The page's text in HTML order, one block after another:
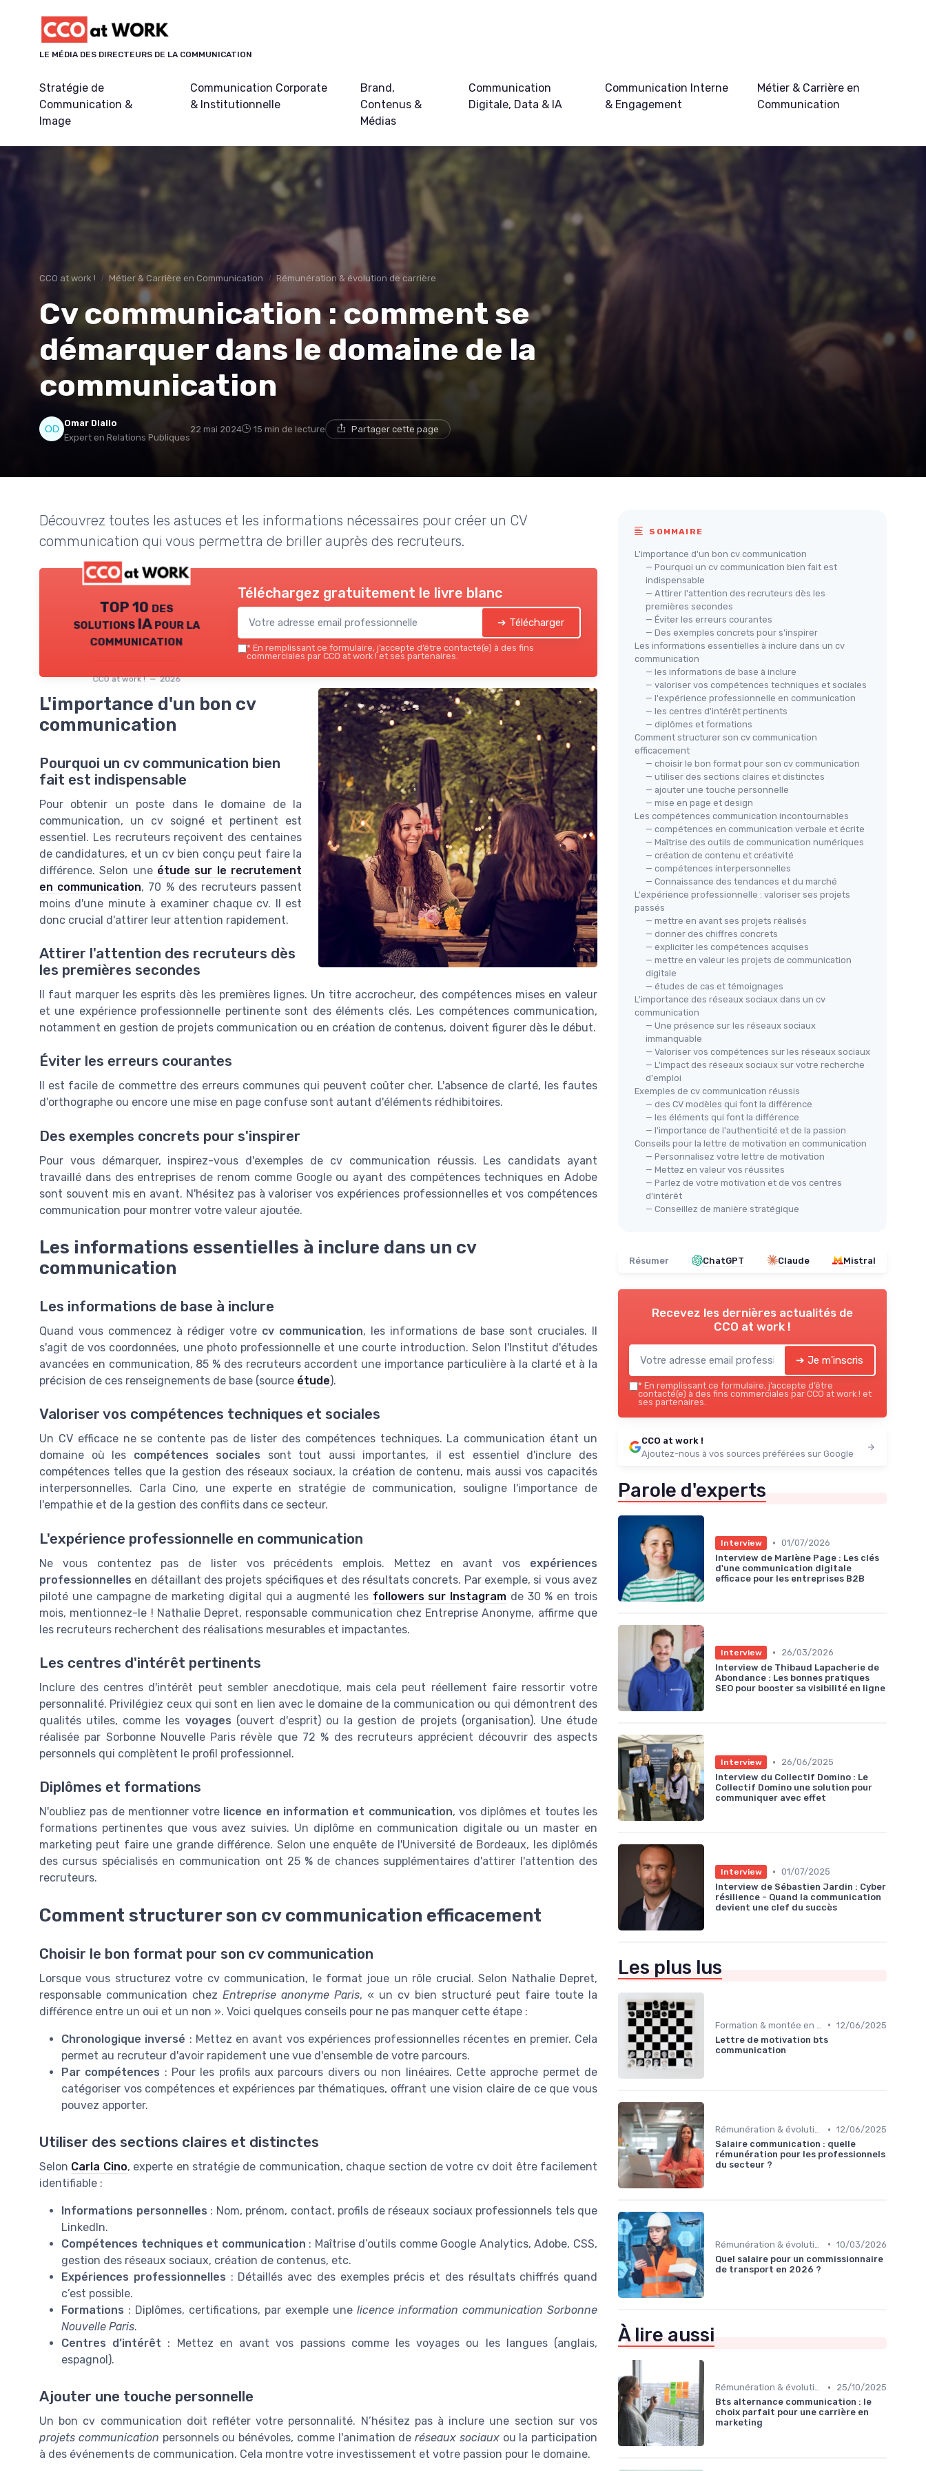
LE MÉDIA DES DIRECTEURS DE LA COMMUNICATION
Stratégie de
Communication &
Image
Communication Corporate
& Institutionnelle
Brand,
Contenus &
Médias
Communication
Digitale, Data & IA
Communication Interne
& Engagement
Métier & Carrière en
Communication
CCO at work ! Métier & Carrière en Communication Rémunération & évolution de carrière
Cv communication : comment se
démarquer dans le domaine de la
communication
Omar Diallo
Expert en Relations Publiques
22 mai 2024 15 min de lecture Partager cette page
Découvrez toutes les astuces et les informations nécessaires pour créer un CV
communication qui vous permettra de briller auprès des recruteurs.
TOP 10 des
solutions IA pour la
communication
CCO at work ! — 2026
Téléchargez gratuitement le livre blanc
➔ Télécharger
* En remplissant ce formulaire, j’accepte d’être contacté(e) à des fins
commerciales par CCO at work ! et ses partenaires.
L'importance d'un bon cv
communication
Pourquoi un cv communication bien
fait est indispensable
Pour obtenir un poste dans le domaine de la
communication, un cv soigné et pertinent est
essentiel. Les recruteurs reçoivent des centaines
de candidatures, et un cv bien conçu peut faire la
différence. Selon une étude sur le recrutement
en communication, 70 % des recruteurs passent
moins d'une minute à examiner chaque cv. Il est
donc crucial d'attirer leur attention rapidement.
Attirer l'attention des recruteurs dès
les premières secondes
Il faut marquer les esprits dès les premières lignes. Un titre accrocheur, des compétences mises en valeur
et une expérience professionnelle pertinente sont des éléments clés. Les compétences communication,
notamment en gestion de projets communication ou en création de contenus, doivent figurer dès le début.
Éviter les erreurs courantes
Il est facile de commettre des erreurs communes qui peuvent coûter cher. L'absence de clarté, les fautes
d'orthographe ou encore une mise en page confuse sont autant d'éléments rédhibitoires.
Des exemples concrets pour s'inspirer
Pour vous démarquer, inspirez-vous d'exemples de cv communication réussis. Les candidats ayant
travaillé dans des entreprises de renom comme Google ou ayant des compétences techniques en Adobe
sont souvent mis en avant. N'hésitez pas à valoriser vos expériences professionnelles et vos compétences
communication pour montrer votre valeur ajoutée.
Les informations essentielles à inclure dans un cv
communication
Les informations de base à inclure
Quand vous commencez à rédiger votre cv communication, les informations de base sont cruciales. Il
s'agit de vos coordonnées, une photo professionnelle et une courte introduction. Selon l'Institut d'études
avancées en communication, 85 % des recruteurs accordent une importance particulière à la clarté et à la
précision de ces renseignements de base (source étude).
Valoriser vos compétences techniques et sociales
Un CV efficace ne se contente pas de lister des compétences techniques. La communication étant un
domaine où les compétences sociales sont tout aussi importantes, il est essentiel d'inclure des
compétences telles que la gestion des réseaux sociaux, la création de contenu, mais aussi vos capacités
interpersonnelles. Carla Cino, une experte en stratégie de communication, souligne l'importance de
l'empathie et de la gestion des conflits dans ce secteur.
L'expérience professionnelle en communication
Ne vous contentez pas de lister vos précédents emplois. Mettez en avant vos expériences
professionnelles en détaillant des projets spécifiques et des résultats concrets. Par exemple, si vous avez
piloté une campagne de marketing digital qui a augmenté les followers sur Instagram de 30 % en trois
mois, mentionnez-le ! Nathalie Depret, responsable communication chez Entreprise Anonyme, affirme que
les recruteurs recherchent des réalisations mesurables et impactantes.
Les centres d'intérêt pertinents
Inclure des centres d'intérêt peut sembler anecdotique, mais cela peut réellement faire ressortir votre
personnalité. Privilégiez ceux qui sont en lien avec le domaine de la communication ou qui démontrent des
qualités utiles, comme les voyages (ouvert d'esprit) ou la gestion de projets (organisation). Une étude
réalisée par Sorbonne Nouvelle Paris révèle que 72 % des recruteurs apprécient découvrir des aspects
personnels qui complètent le profil professionnel.
Diplômes et formations
N'oubliez pas de mentionner votre licence en information et communication, vos diplômes et toutes les
formations pertinentes que vous avez suivies. Un diplôme en communication digitale ou un master en
marketing peut faire une grande différence. Selon une enquête de l'Université de Bordeaux, les diplômés
des cursus spécialisés en communication ont 25 % de chances supplémentaires d'attirer l'attention des
recruteurs.
Comment structurer son cv communication efficacement
Choisir le bon format pour son cv communication
Lorsque vous structurez votre cv communication, le format joue un rôle crucial. Selon Nathalie Depret,
responsable communication chez Entreprise anonyme Paris, « un cv bien structuré peut faire toute la
différence entre un oui et un non ». Voici quelques conseils pour ne pas manquer cette étape :
Chronologique inversé : Mettez en avant vos expériences professionnelles récentes en premier. Cela
permet au recruteur d'avoir rapidement une vue d'ensemble de votre parcours.
Par compétences : Pour les profils aux parcours divers ou non linéaires. Cette approche permet de
catégoriser vos compétences et expériences par thématiques, offrant une vision claire de ce que vous
pouvez apporter.
Utiliser des sections claires et distinctes
Selon Carla Cino, experte en stratégie de communication, chaque section de votre cv doit être facilement
identifiable :
Informations personnelles : Nom, prénom, contact, profils de réseaux sociaux professionnels tels que
LinkedIn.
Compétences techniques et communication : Maîtrise d’outils comme Google Analytics, Adobe, CSS,
gestion des réseaux sociaux, création de contenus, etc.
Expériences professionnelles : Détaillés avec des exemples précis et des résultats chiffrés quand
c’est possible.
Formations : Diplômes, certifications, par exemple une licence information communication Sorbonne
Nouvelle Paris.
Centres d’intérêt : Mettez en avant vos passions comme les voyages ou les langues (anglais,
espagnol).
Ajouter une touche personnelle
Un bon cv communication doit refléter votre personnalité. N’hésitez pas à inclure une section sur vos
projets communication personnels ou bénévoles, comme l'animation de réseaux sociauxou la participation
à des événements de communication. Cela montre votre investissement et votre passion pour le domaine.
SOMMAIRE
L'importance d'un bon cv communication
— Pourquoi un cv communication bien fait est
indispensable
— Attirer l'attention des recruteurs dès les
premières secondes
— Éviter les erreurs courantes
— Des exemples concrets pour s'inspirer
Les informations essentielles à inclure dans un cv
communication
— les informations de base à inclure
— valoriser vos compétences techniques et sociales
— l'expérience professionnelle en communication
— les centres d'intérêt pertinents
— diplômes et formations
Comment structurer son cv communication
efficacement
— choisir le bon format pour son cv communication
— utiliser des sections claires et distinctes
— ajouter une touche personnelle
— mise en page et design
Les compétences communication incontournables
— compétences en communication verbale et écrite
— Maîtrise des outils de communication numériques
— création de contenu et créativité
— compétences interpersonnelles
— Connaissance des tendances et du marché
L'expérience professionnelle : valoriser ses projets
passés
— mettre en avant ses projets réalisés
— donner des chiffres concrets
— expliciter les compétences acquises
— mettre en valeur les projets de communication
digitale
— études de cas et témoignages
L'importance des réseaux sociaux dans un cv
communication
— Une présence sur les réseaux sociaux
immanquable
— Valoriser vos compétences sur les réseaux sociaux
— L'impact des réseaux sociaux sur votre recherche
d'emploi
Exemples de cv communication réussis
— des CV modèles qui font la différence
— les éléments qui font la différence
— l'importance de l'authenticité et de la passion
Conseils pour la lettre de motivation en communication
— Personnalisez votre lettre de motivation
— Mettez en valeur vos réussites
— Parlez de votre motivation et de vos centres
d'intérêt
— Conseillez de manière stratégique
Résumer ChatGPT Claude Mistral
Recevez les dernières actualités de
CCO at work !
➔ Je m'inscris
* En remplissant ce formulaire, j’accepte d’être
contacté(e) à des fins commerciales par CCO at work ! et
ses partenaires.
CCO at work !
Ajoutez-nous à vos sources préférées sur Google
Parole d'experts
Interview • 01/07/2026
Interview de Marlène Page : Les clés
d'une communication digitale
efficace pour les entreprises B2B
Interview •
26/03/2026
Interview de Thibaud Lapacherie de
Abondance : Les bonnes pratiques
SEO pour booster sa visibilité en ligne
Interview •
26/06/2025
Interview du Collectif Domino : Le
Collectif Domino une solution pour
communiquer avec effet
Interview • 01/07/2025
Interview de Sébastien Jardin : Cyber
résilience - Quand la communication
devient une clef du succès
Les plus lus
• 12/06/2025
Lettre de motivation bts
communication
Rémunération & évolution de carrière • 12/06/2025
Salaire communication : quelle
rémunération pour les professionnels
du secteur ?
• 10/03/2026
Quel salaire pour un commissionnaire
de transport en 2026 ?
À lire aussi
Rémunération & évolution de carrière •
25/10/2025
Bts alternance communication : le
choix parfait pour une carrière en
marketing